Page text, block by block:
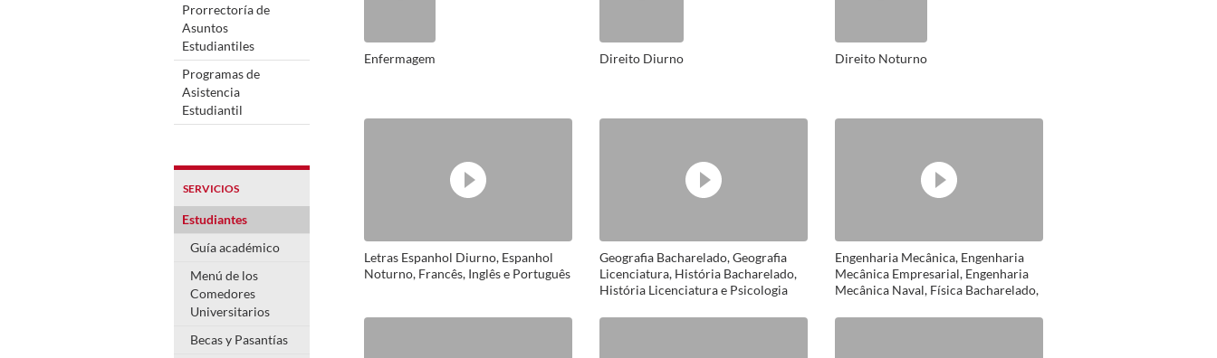
Prorrectoría de
Asuntos
Estudiantiles
Programas de
Asistencia
Estudiantil
SERVICIOS
Estudiantes
Guía académico
Menú de los
Comedores
Universitarios
Becas y Pasantías
Enfermagem Direito Diurno Direito Noturno
Letras Espanhol Diurno, Espanhol
Noturno, Francês, Inglês e Português
Geografia Bacharelado, Geografia
Licenciatura, História Bacharelado,
História Licenciatura e Psicologia
Engenharia Mecânica, Engenharia
Mecânica Empresarial, Engenharia
Mecânica Naval, Física Bacharelado,
Aplicada